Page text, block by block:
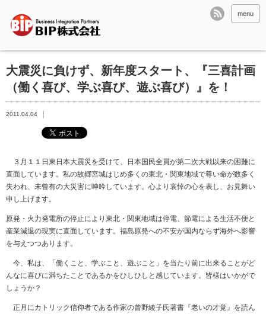
menu
大震災に負けず、新年度スタート、『三喜計画
（働く喜び、学ぶ喜び、遊ぶ喜び）』を！
2011.04.04
３月１１日東日本大震災を受けて、日本国民全員が第二次大戦以来の困難に
直面しています。私の故郷宮城はじめ多くの東北・関東地域で尊い命が数多く
失われ、未曾有の大災害に呻吟しています。心より哀悼の心を表し、お見舞い
申し上げます。
原発・火力発電所の停止により東北・関東地域は停電、節電による生活不便と
産業減退の現実に直面しています。福島原発への不安が国内ならず海外へ影響
を与えつつあります。
今、私は、「働くこと、学ぶこと、遊ぶこと」を当たり前に出来ることがど
んなに喜びに満ちたことであるかをひしひしと感じています。皆様はいかがで
しょうか？
正月にカトリック信仰者である作家の曾野綾子氏著書『老いの才覚』を読ん